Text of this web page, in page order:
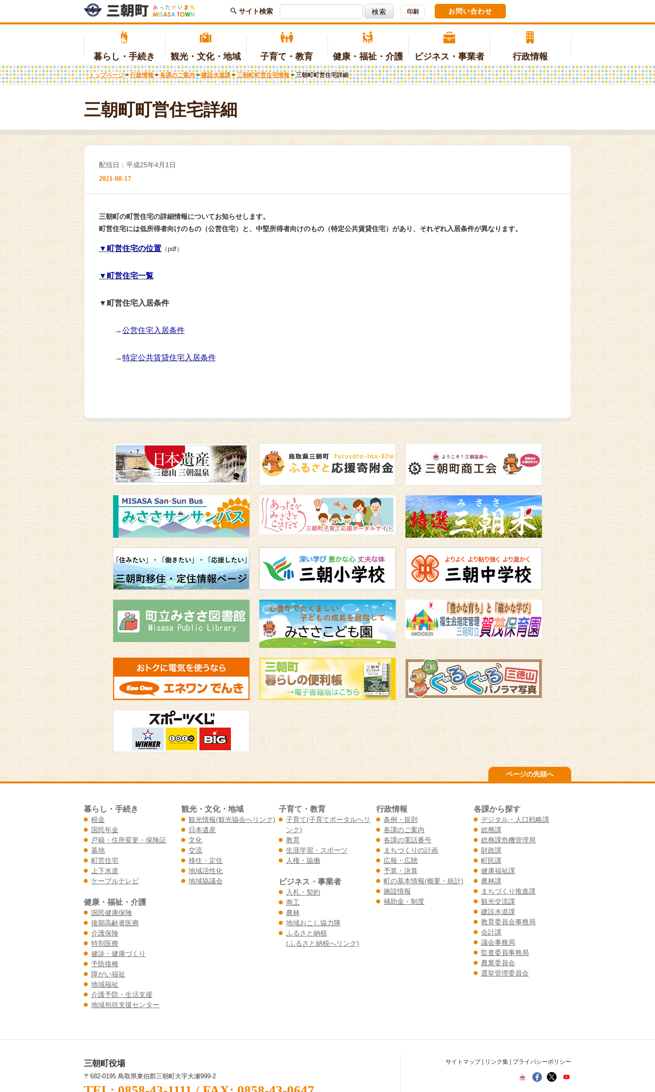
サイト検索 印刷 お問い合わせ
暮らし・手続き
国民年金 墓地
証明 ケーブルテレビ 環境・ごみ・動植物
災害支援関連
観光・文化・地域
移住・定住 地域活性化
子育て・教育
実施計画について
健康・福祉・介護
地域包括支援センター 介護予防・生活支援 地域福祉 後期高齢者医療
ビジネス・事業者
ふるさと納税(ふるさと納税へリンク)
行政情報
入札情報 まちづくりの計画
施設情報 補助金・制度 国際交流 国内交流
トップページ > 行政情報 > 各課のご案内 > 建設水道課 > 三朝町町営住宅情報 > 三朝町町営住宅詳細
三朝町町営住宅詳細
配信日：平成25年4月1日
2021-08-17
三朝町の町営住宅の詳細情報についてお知らせします。
町営住宅には低所得者向けのもの（公営住宅）と、中堅所得者向けのもの（特定公共賃貸住宅）があり、それぞれ入居条件が異なります。
▼町営住宅の位置 （pdf）
▼町営住宅一覧
▼町営住宅入居条件
→公営住宅入居条件
→特定公共賃貸住宅入居条件
ページの先頭へ
暮らし・手続き
税金
国民年金
戸籍・住所変更・保険証
墓地
町営住宅
上下水道
ケーブルテレビ
健康・福祉・介護
国民健康保険
後期高齢者医療
介護保険
特別医療
健診・健康づくり
予防接種
障がい福祉
地域福祉
介護予防・生活支援
地域包括支援センター
観光・文化・地域
観光情報(観光協会へリンク)
日本遺産
文化
交流
移住・定住
地域活性化
地域協議会
子育て・教育
子育て(子育てポータルへリ
ンク)
教育
生涯学習・スポーツ
人権・協働
ビジネス・事業者
入札・契約
商工
農林
地域おこし協力隊
ふるさと納税
(ふるさと納税へリンク)
行政情報
条例・規則
各課のご案内
各課の電話番号
まちづくりの計画
広報・広聴
予算・決算
町の基本情報(概要・統計)
施設情報
補助金・制度
各課から探す
デジタル・人口戦略課
総務課
総務課危機管理局
財政課
町民課
健康福祉課
農林課
まちづくり推進課
観光交流課
建設水道課
教育委員会事務局
会計課
議会事務局
監査委員事務局
農業委員会
選挙管理委員会
三朝町役場
〒682-0195 鳥取県東伯郡三朝町大字大瀬999-2
サイトマップ| リンク集 プライバシーポリシー